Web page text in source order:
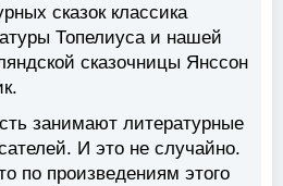
сказок классика
Топелиуса и нашей
сказочницы Янссон
занимают литературные
И это не случайно.
по произведениям этого